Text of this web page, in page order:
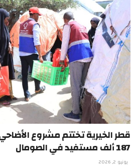
187 ألف مستفيد في الصومال
يونيو 2, 2026